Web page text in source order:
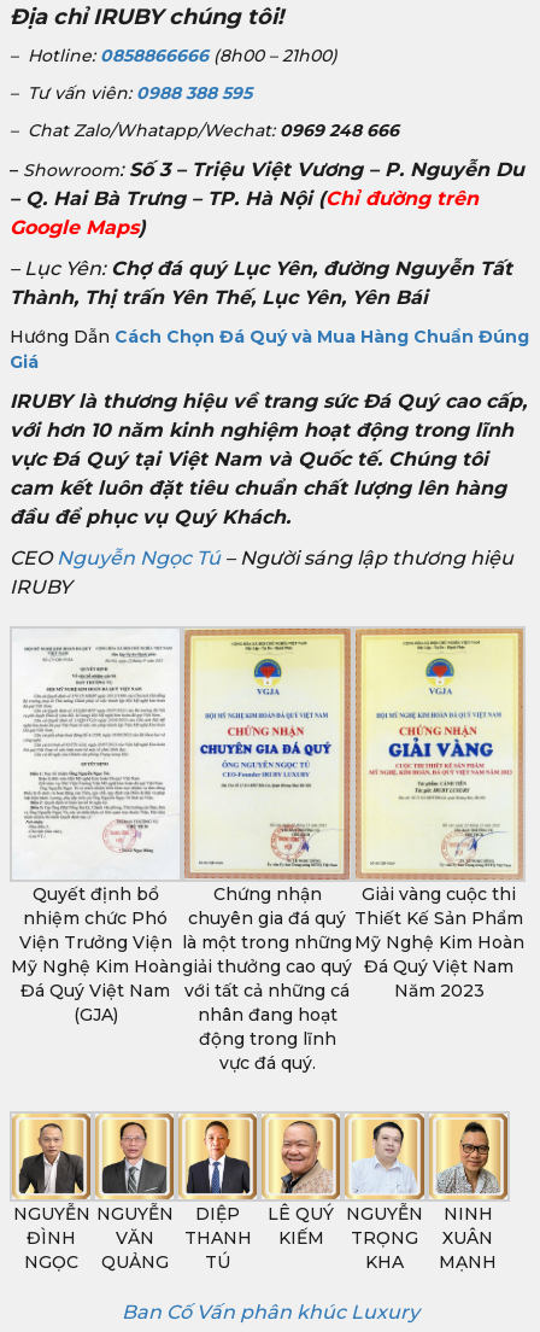
Địa chỉ IRUBY chúng tôi!
– Hotline: 0858866666(8h00 – 21h00)
– Tư vấn viên: 0988 388 595
– Chat Zalo/Whatapp/Wechat: 0969 248 666
– Showroom: Số 3 – Triệu Việt Vương – P. Nguyễn Du
– Q. Hai Bà Trưng – TP. Hà Nội(Chỉ đường trên
Google Maps)
– Lục Yên: Chợ đá quý Lục Yên, đường Nguyễn Tất
Thành, Thị trấn Yên Thế, Lục Yên, Yên Bái
Hướng Dẫn Cách Chọn Đá Quý và Mua Hàng Chuẩn Đúng
Giá
IRUBY là thương hiệu về trang sức Đá Quý cao cấp,
với hơn 10 năm kinh nghiệm hoạt động trong lĩnh
vực Đá Quý tại Việt Nam và Quốc tế. Chúng tôi
cam kết luôn đặt tiêu chuẩn chất lượng lên hàng
đầu để phục vụ Quý Khách.
CEONguyễn Ngọc Tú– Người sáng lập thương hiệu
IRUBY
Quyết định bổ
nhiệm chức Phó
Viện Trưởng Viện
Mỹ Nghệ Kim Hoàn
Đá Quý Việt Nam
(GJA)
Chứng nhận
chuyên gia đá quý
là một trong những
giải thưởng cao quý
với tất cả những cá
nhân đang hoạt
động trong lĩnh
vực đá quý.
Giải vàng cuộc thi
Thiết Kế Sản Phẩm
Mỹ Nghệ Kim Hoàn
Đá Quý Việt Nam
Năm 2023
NGUYỄN
ĐÌNH
NGỌC
NGUYỄN
VĂN
QUẢNG
DIỆP
THANH
TÚ
LÊ QUÝ
KIẾM
NGUYỄN
TRỌNG
KHA
NINH
XUÂN
MẠNH
Ban Cố Vấn phân khúc Luxury